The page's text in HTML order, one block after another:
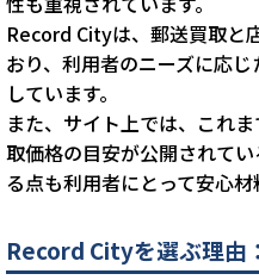
Record Cityは、郵送買取と
おり、利用者のニーズに応
しています。
また、サイト上では、これ
取価格の目安が公開されて
る点も利用者にとって安心材
Record Cityを選ぶ理由